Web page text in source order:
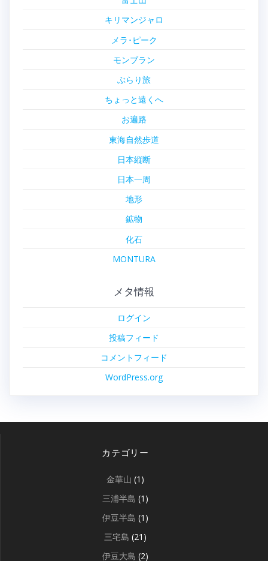
キリマンジャロ
メラ･ピーク
モンブラン
ぶらり旅
ちょっと遠くへ
お遍路
東海自然歩道
日本縦断
日本一周
地形
鉱物
化石
MONTURA
メタ情報
ログイン
投稿フィード
コメントフィード
WordPress.org
カテゴリー
金華山 (1)
三浦半島 (1)
伊豆半島 (1)
三宅島 (21)
伊豆大島 (2)